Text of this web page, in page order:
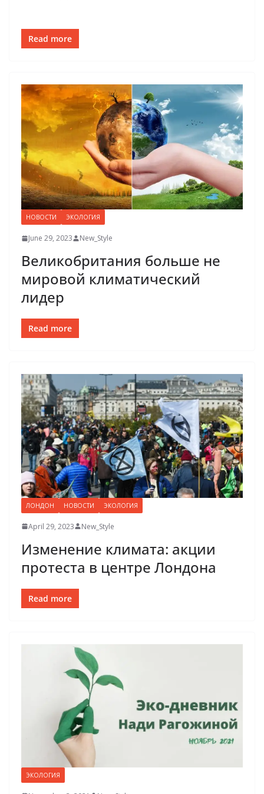
Read more
НОВОСТИ ЭКОЛОГИЯ
June 29, 2023 New_Style
Великобритания больше не
мировой климатический
лидер
Read more
ЛОНДОН НОВОСТИ ЭКОЛОГИЯ
April 29, 2023 New_Style
Изменение климата: акции
протеста в центре Лондона
Read more
ЭКОЛОГИЯ